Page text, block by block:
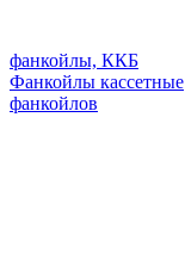
фанкойлы, ККБ
Фанкойлы кассетные
фанкойлов